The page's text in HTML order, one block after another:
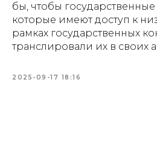
бы, чтобы государственные
которые имеют доступ к
рамках государственных
транслировали их в своих
2025-09-17 18:16